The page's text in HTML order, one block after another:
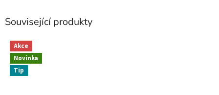
Související produkty
Akce
Novinka
Tip